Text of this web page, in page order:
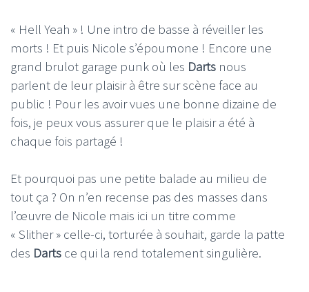
« Hell Yeah » ! Une intro de basse à réveiller les
morts ! Et puis Nicole s’époumone ! Encore une
grand brulot garage punk où les Darts nous
parlent de leur plaisir à être sur scène face au
public ! Pour les avoir vues une bonne dizaine de
fois, je peux vous assurer que le plaisir a été à
chaque fois partagé !
Et pourquoi pas une petite balade au milieu de
tout ça ? On n’en recense pas des masses dans
l’œuvre de Nicole mais ici un titre comme
« Slither » celle-ci, torturée à souhait, garde la patte
des Darts ce qui la rend totalement singulière.